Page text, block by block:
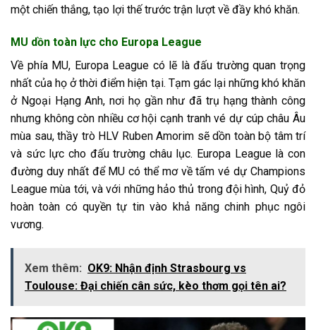
một chiến thắng, tạo lợi thế trước trận lượt về đầy khó khăn.
MU dồn toàn lực cho Europa League
Về phía MU, Europa League có lẽ là đấu trường quan trọng
nhất của họ ở thời điểm hiện tại. Tạm gác lại những khó khăn
ở Ngoại Hạng Anh, nơi họ gần như đã trụ hạng thành công
nhưng không còn nhiều cơ hội cạnh tranh vé dự cúp châu Âu
mùa sau, thầy trò HLV Ruben Amorim sẽ dồn toàn bộ tâm trí
và sức lực cho đấu trường châu lục. Europa League là con
đường duy nhất để MU có thể mơ về tấm vé dự Champions
League mùa tới, và với những hảo thủ trong đội hình, Quỷ đỏ
hoàn toàn có quyền tự tin vào khả năng chinh phục ngôi
vương.
Xem thêm: OK9: Nhận định Strasbourg vs
Toulouse: Đại chiến cân sức, kèo thơm gọi tên ai?